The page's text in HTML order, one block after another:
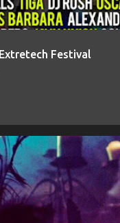
Festival